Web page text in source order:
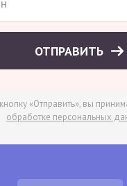
ОТПРАВИТЬ
«Отправить», вы
обработке персональных